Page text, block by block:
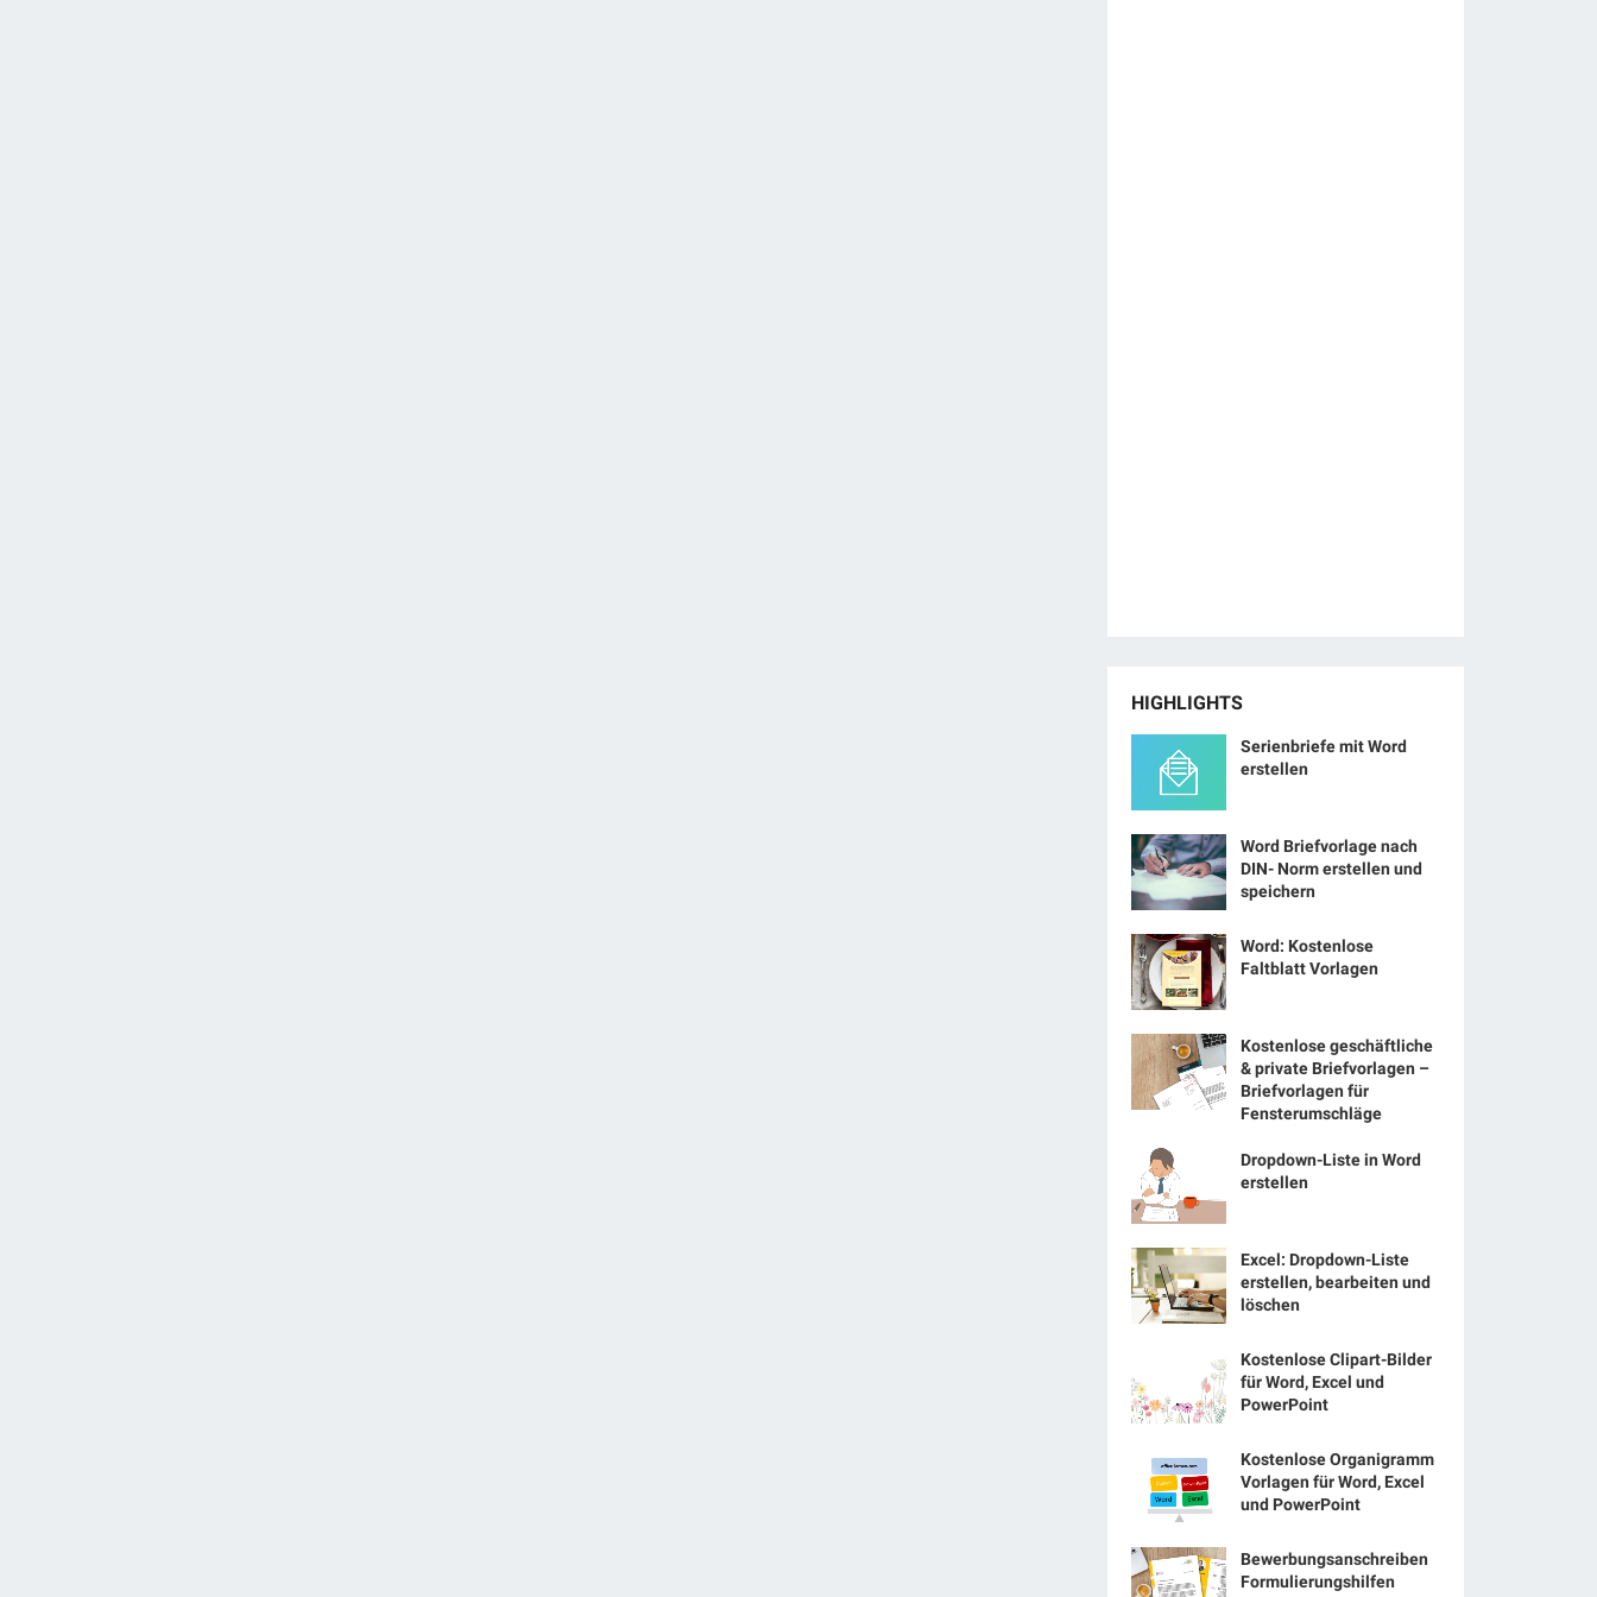
HIGHLIGHTS
Serienbriefe mit Word
erstellen
Word Briefvorlage nach
DIN- Norm erstellen und
speichern
Word: Kostenlose
Faltblatt Vorlagen
Kostenlose geschäftliche
& private Briefvorlagen –
Briefvorlagen für
Fensterumschläge
Dropdown-Liste in Word
erstellen
Excel: Dropdown-Liste
erstellen, bearbeiten und
löschen
Kostenlose Clipart-Bilder
für Word, Excel und
PowerPoint
Kostenlose Organigramm
Vorlagen für Word, Excel
und PowerPoint
Bewerbungsanschreiben
Formulierungshilfen